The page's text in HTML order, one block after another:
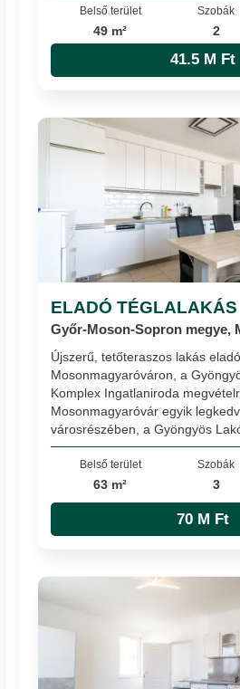
Belső terület
49 m²
Szobák
2
41.5 M Ft
ELADÓ TÉGLALAKÁS
Győr-Moson-Sopron megye,
Újszerű, tetőteraszos lakás eladó
Mosonmagyaróváron, a
Komplex Ingatlaniroda
Mosonmagyaróvár egyik
városrészében, a Gyöngyös
Belső terület
63 m²
Szobák
3
70 M Ft